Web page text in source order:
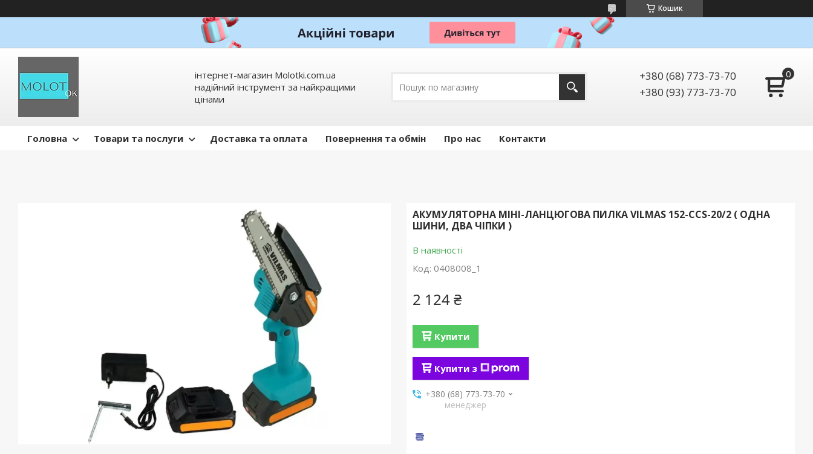
Кошик
інтернет-магазин Molotki.com.ua
надійний інструмент за найкращими
цінами
+380 (68) 773-73-70
+380 (93) 773-73-70
Головна Товари та послуги Доставка та оплата Повернення та обмін Про нас Контакти
АКУМУЛЯТОРНА МІНІ-ЛАНЦЮГОВА ПИЛКА VILMAS 152-CCS-20/2 ( ОДНА
ШИНИ, ДВА ЧІПКИ )
В наявності
Код: 0408008_1
2 124 ₴
Купити
Купити з
+380 (68) 773-73-70
менеджер